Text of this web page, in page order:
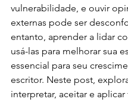
vulnerabilidade, e ouvir
externas pode ser
entanto, aprender a lidar
usá-las para melhorar sua
essencial para seu
escritor. Neste post,
interpretar, aceitar e